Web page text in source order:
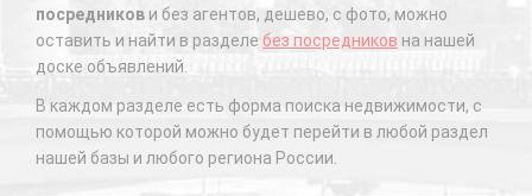
посредников и без агентов, дешево, с фото, можно
оставить и найти в разделе без посредников на нашей
доске объявлений.
В каждом разделе есть форма поиска недвижимости, с
помощью которой можно будет перейти в любой раздел
нашей базы и любого региона России.